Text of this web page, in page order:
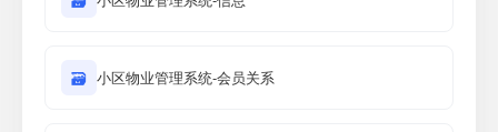
🗃 小区物业管理系统-会员关系